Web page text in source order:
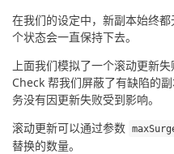
在我们的设定中，新副本始终
个状态会一直保持下去。
上面我们模拟了一个滚动更新
Check 帮我们屏蔽了有缺陷的
务没有因更新失败受到影响。
滚动更新可以通过参数
替换的数量。